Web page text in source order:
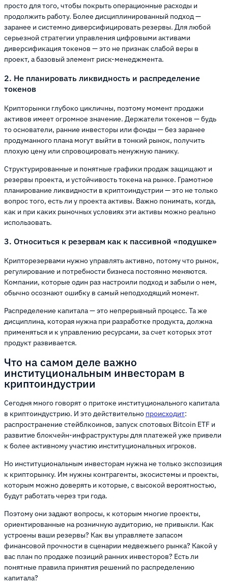
просто для того, чтобы покрыть операционные расходы и
продолжить работу. Более дисциплинированный подход —
заранее и системно диверсифицировать резервы. Для любой
серьезной стратегии управления цифровыми активами
диверсификация токенов — это не признак слабой веры в
проект, а базовый элемент риск-менеджмента.
2. Не планировать ликвидность и распределение
токенов
Крипторынки глубоко цикличны, поэтому момент продажи
активов имеет огромное значение. Держатели токенов — будь
то основатели, ранние инвесторы или фонды — без заранее
продуманного плана могут выйти в тонкий рынок, получить
плохую цену или спровоцировать ненужную панику.
Структурированные и понятные графики продаж защищают и
резервы проекта, и устойчивость токена на рынке. Грамотное
планирование ликвидности в криптоиндустрии — это не только
вопрос того, есть ли у проекта активы. Важно понимать, когда,
как и при каких рыночных условиях эти активы можно реально
использовать.
3. Относиться к резервам как к пассивной «подушке»
Крипторезервами нужно управлять активно, потому что рынок,
регулирование и потребности бизнеса постоянно меняются.
Компании, которые один раз настроили подход и забыли о нем,
обычно осознают ошибку в самый неподходящий момент.
Распределение капитала — это непрерывный процесс. Та же
дисциплина, которая нужна при разработке продукта, должна
применяться и к управлению ресурсами, за счет которых этот
продукт развивается.
Что на самом деле важно
институциональным инвесторам в
криптоиндустрии
Сегодня много говорят о притоке институционального капитала
в криптоиндустрию. И это действительно происходит:
распространение стейблкоинов, запуск спотовых Bitcoin ETF и
развитие блокчейн-инфраструктуры для платежей уже привели
к более активному участию институциональных игроков.
Но институциональным инвесторам нужна не только экспозиция
к крипторынку. Им нужны контрагенты, экосистемы и проекты,
которым можно доверять и которые, с высокой вероятностью,
будут работать через три года.
Поэтому они задают вопросы, к которым многие проекты,
ориентированные на розничную аудиторию, не привыкли. Как
устроены ваши резервы? Как вы управляете запасом
финансовой прочности в сценарии медвежьего рынка? Какой у
вас план по продаже позиций ранних инвесторов? Есть ли
понятные правила принятия решений по распределению
капитала?